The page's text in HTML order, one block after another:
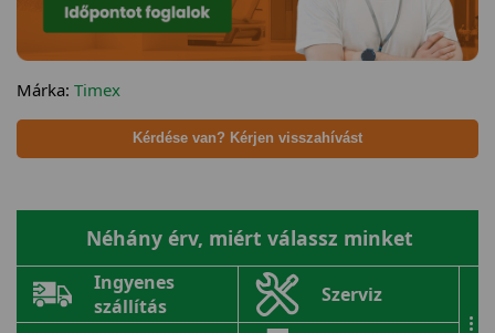
Márka: Timex
Kérdése van? Kérjen visszahívást
Néhány érv, miért válassz minket
Ingyenes
szállítás
Szerviz
...